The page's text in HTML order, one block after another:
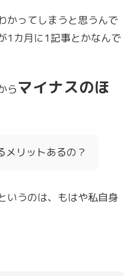
かってしまうと思うんで
1カ月に1記事とかなんで
らマイナスのほ
メリットあるの？
いうのは、もはや私自身